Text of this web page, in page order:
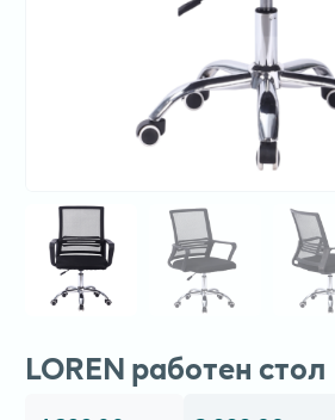
LOREN работен стол